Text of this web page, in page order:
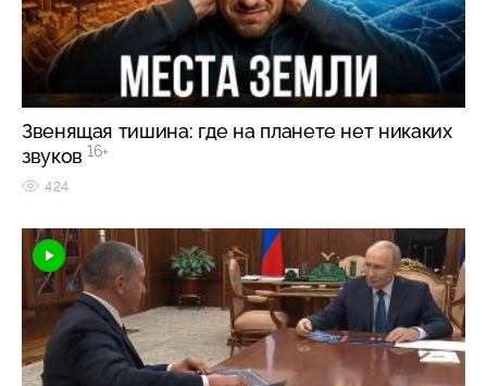
Звенящая тишина: где на планете нет никаких
звуков 16+
424